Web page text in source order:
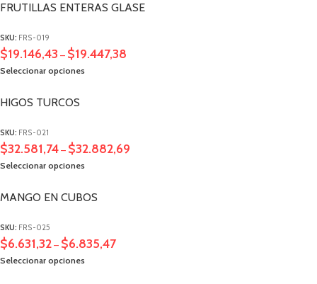
FRUTILLAS ENTERAS GLASE
SKU: FRS-019
$19.146,43 – $19.447,38
Seleccionar opciones
HIGOS TURCOS
SKU: FRS-021
$32.581,74 – $32.882,69
Seleccionar opciones
MANGO EN CUBOS
SKU: FRS-025
$6.631,32 – $6.835,47
Seleccionar opciones